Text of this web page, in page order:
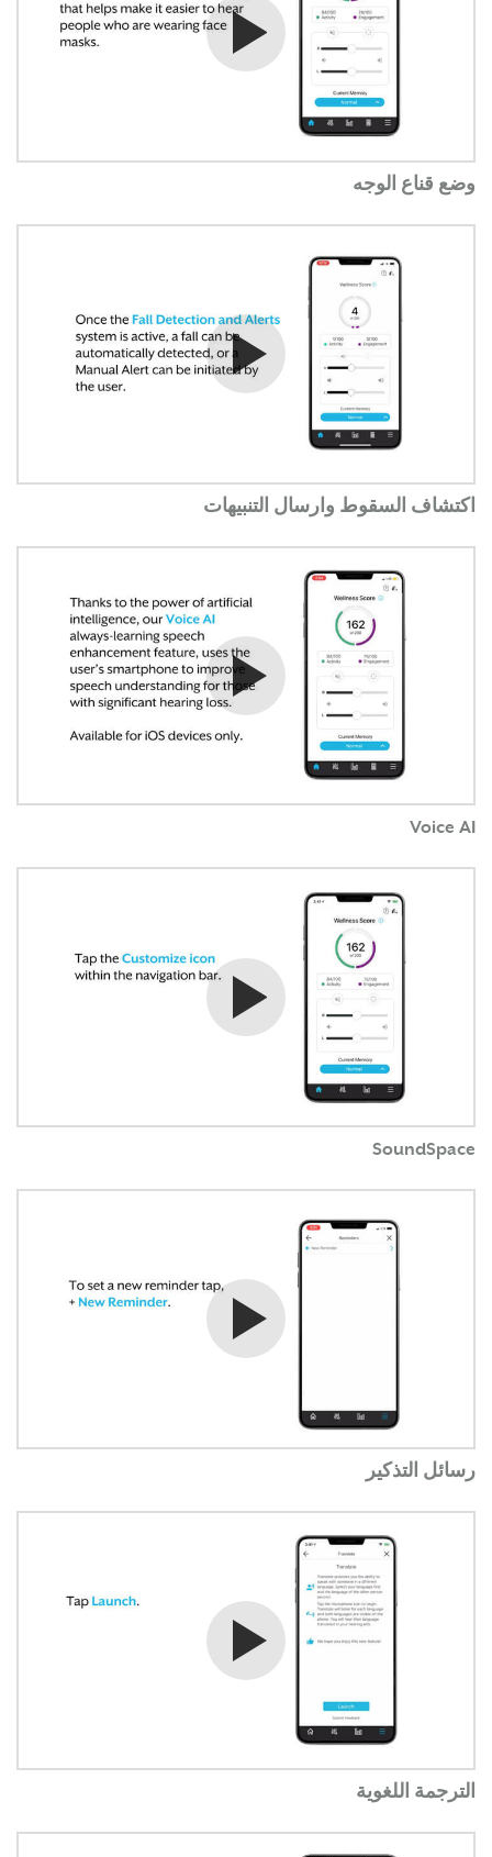
شاهد الفيديو
وضع قناع الوجه
شاهد الفيديو
اكتشاف السقوط وارسال التنبيهات
شاهد الفيديو
Voice AI
شاهد الفيديو
SoundSpace
شاهد الفيديو
رسائل التذكير
شاهد الفيديو
الترجمة اللغوية